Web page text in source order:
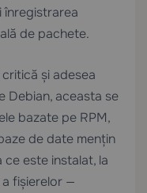
de pachete.
și adesea
Debian, aceasta se
bazate pe RPM,
de date mențin
este instalat, la
fișierelor —